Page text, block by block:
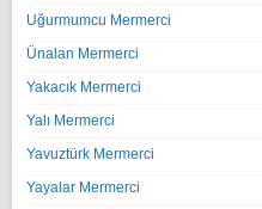
Uğurmumcu Mermerci
Ünalan Mermerci
Yakacık Mermerci
Yalı Mermerci
Yavuztürk Mermerci
Yayalar Mermerci